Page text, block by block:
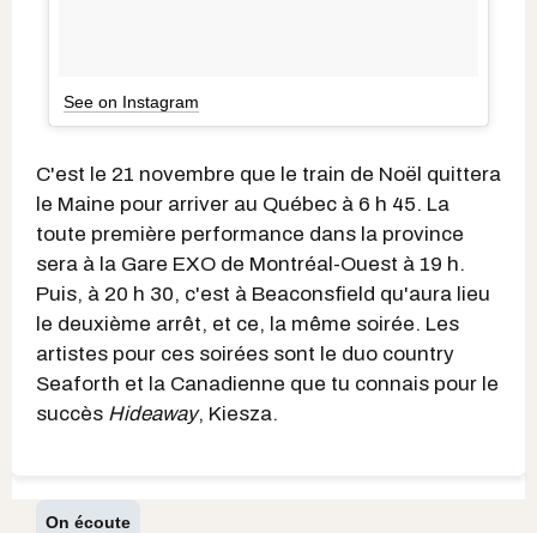
See on Instagram
C'est le 21 novembre que le train de Noël quittera
le Maine pour arriver au Québec à 6 h 45. La
toute première performance dans la province
sera à la Gare EXO de Montréal-Ouest à 19 h.
Puis, à 20 h 30, c'est à Beaconsfield qu'aura lieu
le deuxième arrêt, et ce, la même soirée. Les
artistes pour ces soirées sont le duo country
Seaforth et la Canadienne que tu connais pour le
succès Hideaway, Kiesza.
On écoute